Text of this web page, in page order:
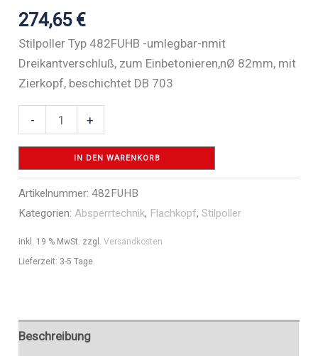
274,65 €
Stilpoller Typ 482FUHB -umlegbar-nmit
Dreikantverschluß, zum Einbetonieren,nØ 82mm, mit
Zierkopf, beschichtet DB 703
-
Absperr-
Stilpfosten
482B
Ø
82
mm
+
IN DEN WARENKORB
Artikelnummer:482FUHB
Kategorien:Absperrtechnik, Flachkopf,Stilpoller
inkl. 19 % MwSt. zzgl.Versandkosten
Lieferzeit: 3-5 Tage
Beschreibung